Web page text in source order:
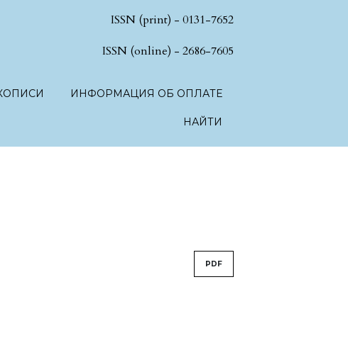
ISSN (print) - 0131-7652
ISSN (online) - 2686-7605
ИНФОРМАЦИЯ ОБ ОПЛАТЕ
НАЙТИ
PDF